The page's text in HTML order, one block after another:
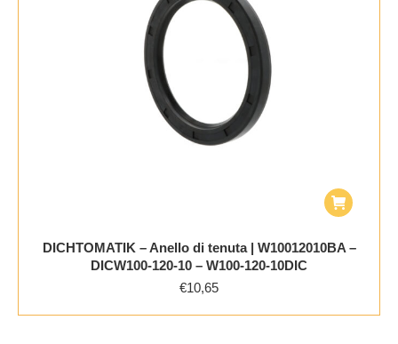
DICHTOMATIK – Anello di tenuta | W10012010BA –
DICW100-120-10 – W100-120-10DIC
€10,65